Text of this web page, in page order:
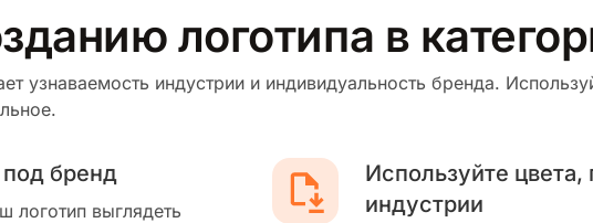
логотипа в
узнаваемость индустрии и индивидуальность бренда.
бренд
логотип выглядеть
Используйте
индустрии